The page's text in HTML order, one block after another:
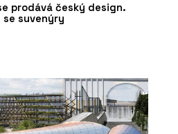
prodává český design.
suvenýry